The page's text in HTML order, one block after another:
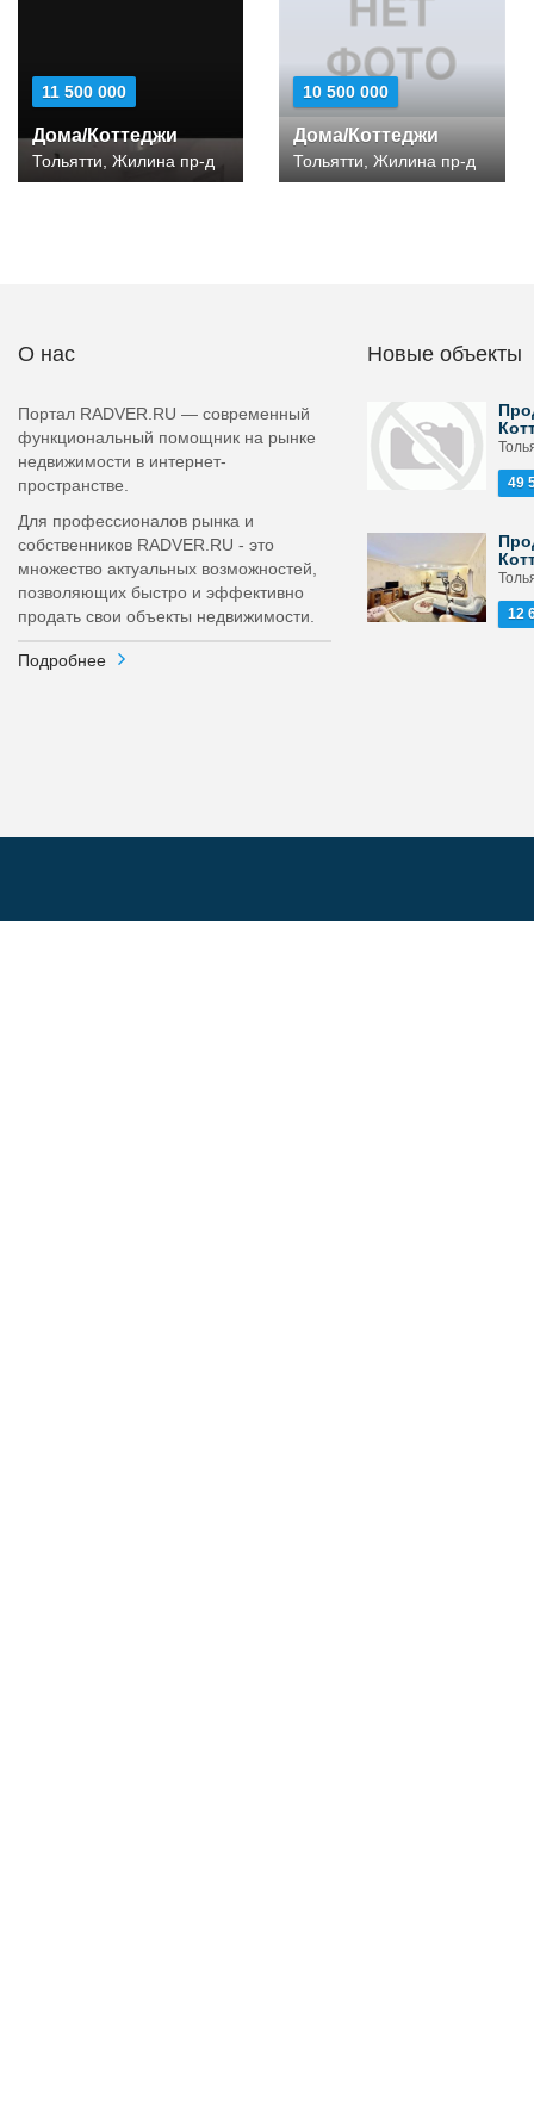
11 500 000
Дома/Коттеджи
Тольятти, Жилина пр-д
10 500 000
Дома/Коттеджи
Тольятти, Жилина пр-д
О нас
Портал RADVER.RU — современный
функциональный помощник на рынке
недвижимости в интернет-
пространстве.
Для профессионалов рынка и
собственников RADVER.RU - это
множество актуальных возможностей,
позволяющих быстро и эффективно
продать свои объекты недвижимости.
Подробнее
Новые объекты
49
12